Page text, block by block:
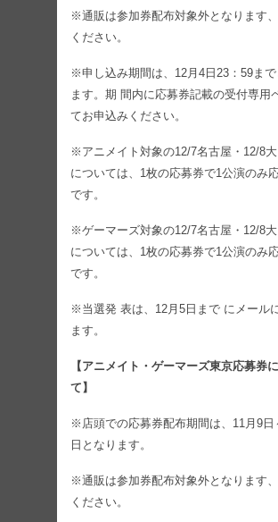
※通販は参加券配布対象外となります
ください。
※申し込み期間は、12月4日23：59まで
ます。期 間内に応募券記載の受付専用
てお申込みください。
※アニメイト対象の12/7名古屋・12/8
については、1枚の応募券で1公演のみ
です。
※ゲーマーズ対象の12/7名古屋・12/8
については、1枚の応募券で1公演のみ
です。
※当選発 表は、12月5日まで にメール
ます。
【アニメイト・ゲーマーズ東京応募券
て】
※店頭での応募券配布期間は、11月9日
日となります。
※通販は参加券配布対象外となります
ください。